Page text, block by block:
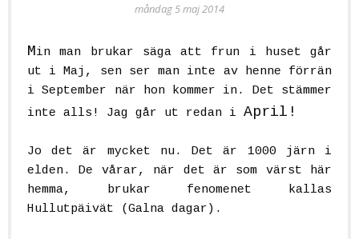
måndag 5 maj 2014
Min man brukar säga att frun i huset går
ut i Maj, sen ser man inte av henne förrän
i September när hon kommer in. Det stämmer
inte alls! Jag går ut redan i April !
Jo det är mycket nu. Det är 1000 järn i
elden. De vårar, när det är som värst här
hemma, brukar fenomenet kallas
Hullutpäivät (Galna dagar).